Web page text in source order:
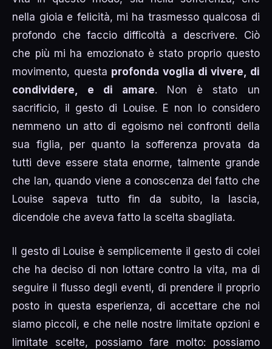
nella gioia e felicità, mi ha trasmesso qualcosa di
profondo che faccio difficoltà a descrivere. Ciò
che più mi ha emozionato è stato proprio questo
movimento, questa profonda voglia di vivere, di
condividere, e di amare. Non è stato un
sacrificio, il gesto di Louise. E non lo considero
nemmeno un atto di egoismo nei confronti della
sua figlia, per quanto la sofferenza provata da
tutti deve essere stata enorme, talmente grande
che Ian, quando viene a conoscenza del fatto che
Louise sapeva tutto fin da subito, la lascia,
dicendole che aveva fatto la scelta sbagliata.
Il gesto di Louise è semplicemente il gesto di colei
che ha deciso di non lottare contro la vita, ma di
seguire il flusso degli eventi, di prendere il proprio
posto in questa esperienza, di accettare che noi
siamo piccoli, e che nelle nostre limitate opzioni e
limitate scelte, possiamo fare molto: possiamo